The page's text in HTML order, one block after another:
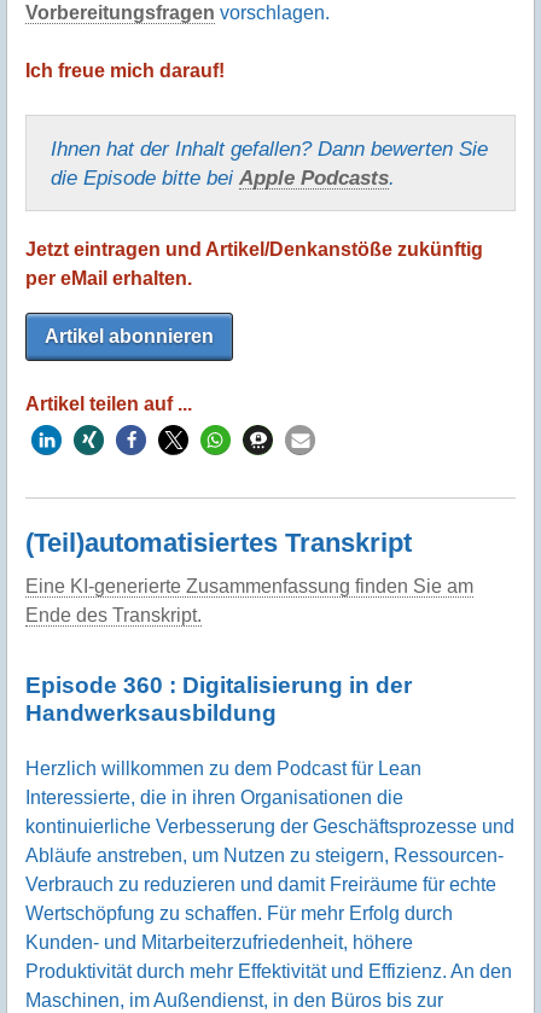
Vorbereitungsfragen vorschlagen.
Ich freue mich darauf!
Ihnen hat der Inhalt gefallen? Dann bewerten Sie
die Episode bitte bei Apple Podcasts
Jetzt eintragen und Artikel/Denkanstöße zukünftig
per eMail erhalten.
Artikel abonnieren
Artikel teilen auf ...
(Teil)automatisiertes Transkript
Eine KI-generierte Zusammenfassung finden Sie am
Ende des Transkript.
Episode 360 : Digitalisierung in der
Handwerksausbildung
Herzlich willkommen zu dem Podcast für Lean
Interessierte, die in ihren Organisationen die
kontinuierliche Verbesserung der Geschäftsprozesse und
Abläufe anstreben, um Nutzen zu steigern, Ressourcen-
Verbrauch zu reduzieren und damit Freiräume für echte
Wertschöpfung zu schaffen. Für mehr Erfolg durch
Kunden- und Mitarbeiterzufriedenheit, höhere
Produktivität durch mehr Effektivität und Effizienz. An den
Maschinen, im Außendienst, in den Büros bis zur